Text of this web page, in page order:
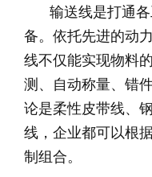
输送线是打通
备。依托先进的动
线不仅能实现物料
测、自动称量、错
论是柔性皮带线、
线，企业都可以根
制组合。